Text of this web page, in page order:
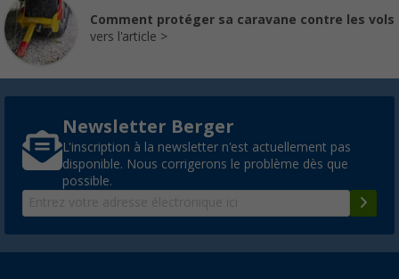
Comment protéger sa caravane contre les vols
vers l'article
Newsletter Berger
L'inscription à la newsletter n'est actuellement pas
disponible. Nous corrigerons le problème dès que
possible.